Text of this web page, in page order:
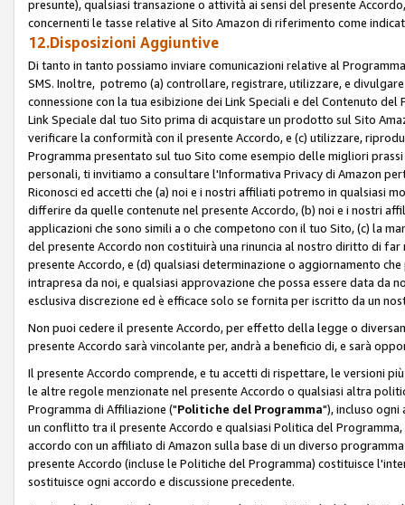
presunte), qualsiasi transazione o attività ai sensi del presente
concernenti le tasse relative al Sito Amazon di riferimento come
12.Disposizioni Aggiuntive
Di tanto in tanto possiamo inviare comunicazioni relative al
SMS. Inoltre, potremo (a) controllare, registrare, utilizzare, e
connessione con la tua esibizione dei Link Speciali e del Contenuto
Link Speciale dal tuo Sito prima di acquistare un prodotto sul Sito
verificare la conformità con il presente Accordo, e (c) utilizzare,
Programma presentato sul tuo Sito come esempio delle migliori
personali, ti invitiamo a consultare l'Informativa Privacy di Amazon
Riconosci ed accetti che (a) noi e i nostri affiliati potremo in qualsiasi
differire da quelle contenute nel presente Accordo, (b) noi e i nostri
applicazioni che sono simili a o che competono con il tuo Sito, (c) la
del presente Accordo non costituirà una rinuncia al nostro diritto di
presente Accordo, e (d) qualsiasi determinazione o aggiornamento
intrapresa da noi, e qualsiasi approvazione che possa essere data
esclusiva discrezione ed è efficace solo se fornita per iscritto da un
Non puoi cedere il presente Accordo, per effetto della legge o
presente Accordo sarà vincolante per, andrà a beneficio di, e sarà
Il presente Accordo comprende, e tu accetti di rispettare, le versioni
le altre regole menzionate nel presente Accordo o qualsiasi altra
Programma di Affiliazione ("Politiche del Programma"), incluso
un conflitto tra il presente Accordo e qualsiasi Politica del
accordo con un affiliato di Amazon sulla base di un diverso
presente Accordo (incluse le Politiche del Programma) costituisce
sostituisce ogni accordo e discussione precedente.